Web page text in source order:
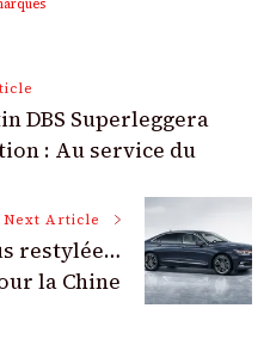
DBS Superleggera
: Au service du
Next Article
restylée…
la Chine